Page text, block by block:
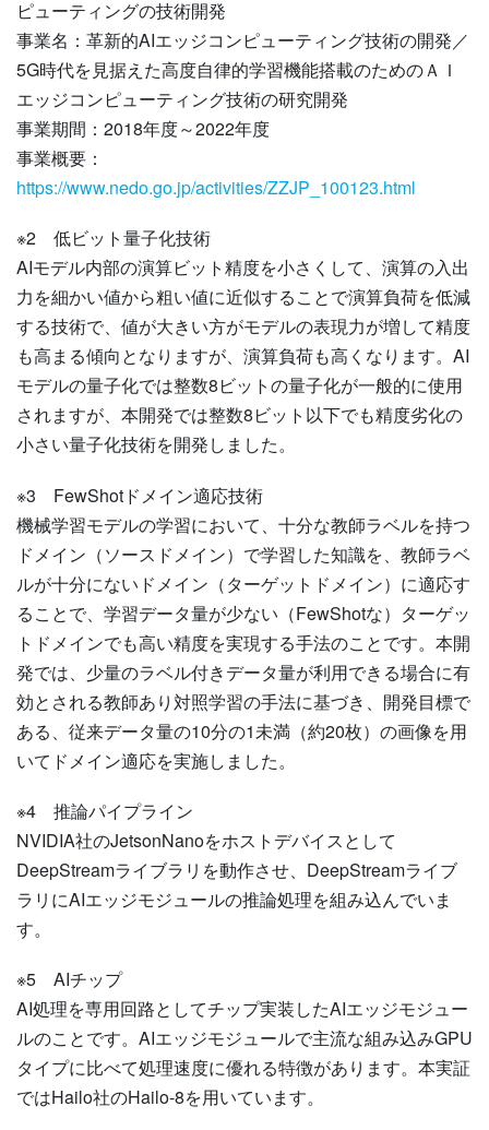
ピューティングの技術開発
事業名：革新的AIエッジコンピューティング技術の開発／
5G時代を見据えた高度自律的学習機能搭載のためのＡＩ
エッジコンピューティング技術の研究開発
事業期間：2018年度～2022年度
事業概要：
https://www.nedo.go.jp/activities/ZZJP_100123.html
※2 低ビット量子化技術
AIモデル内部の演算ビット精度を小さくして、演算の入出
力を細かい値から粗い値に近似することで演算負荷を低減
する技術で、値が大きい方がモデルの表現力が増して精度
も高まる傾向となりますが、演算負荷も高くなります。AI
モデルの量子化では整数8ビットの量子化が一般的に使用
されますが、本開発では整数8ビット以下でも精度劣化の
小さい量子化技術を開発しました。
※3 FewShotドメイン適応技術
機械学習モデルの学習において、十分な教師ラベルを持つ
ドメイン（ソースドメイン）で学習した知識を、教師ラベ
ルが十分にないドメイン（ターゲットドメイン）に適応す
ることで、学習データ量が少ない（FewShotな）ターゲッ
トドメインでも高い精度を実現する手法のことです。本開
発では、少量のラベル付きデータ量が利用できる場合に有
効とされる教師あり対照学習の手法に基づき、開発目標で
ある、従来データ量の10分の1未満（約20枚）の画像を用
いてドメイン適応を実施しました。
※4 推論パイプライン
NVIDIA社のJetsonNanoをホストデバイスとして
DeepStreamライブラリを動作させ、DeepStreamライブ
ラリにAIエッジモジュールの推論処理を組み込んでいま
す。
※5 AIチップ
AI処理を専用回路としてチップ実装したAIエッジモジュー
ルのことです。AIエッジモジュールで主流な組み込みGPU
タイプに比べて処理速度に優れる特徴があります。本実証
ではHailo社のHailo-8を用いています。